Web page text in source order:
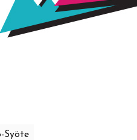
Syöte